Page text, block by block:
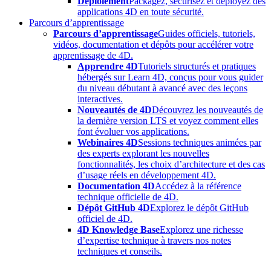
applications 4D en toute sécurité.
Parcours d’apprentissage
Parcours d’apprentissageGuides officiels, tutoriels,
vidéos, documentation et dépôts pour accélérer votre
apprentissage de 4D.
Apprendre 4DTutoriels structurés et pratiques
hébergés sur Learn 4D, conçus pour vous guider
du niveau débutant à avancé avec des leçons
interactives.
Nouveautés de 4DDécouvrez les nouveautés de
la dernière version LTS et voyez comment elles
font évoluer vos applications.
Webinaires 4DSessions techniques animées par
des experts explorant les nouvelles
fonctionnalités, les choix d’architecture et des cas
d’usage réels en développement 4D.
Documentation 4DAccédez à la référence
technique officielle de 4D.
Dépôt GitHub 4DExplorez le dépôt GitHub
officiel de 4D.
4D Knowledge BaseExplorez une richesse
d’expertise technique à travers nos notes
techniques et conseils.